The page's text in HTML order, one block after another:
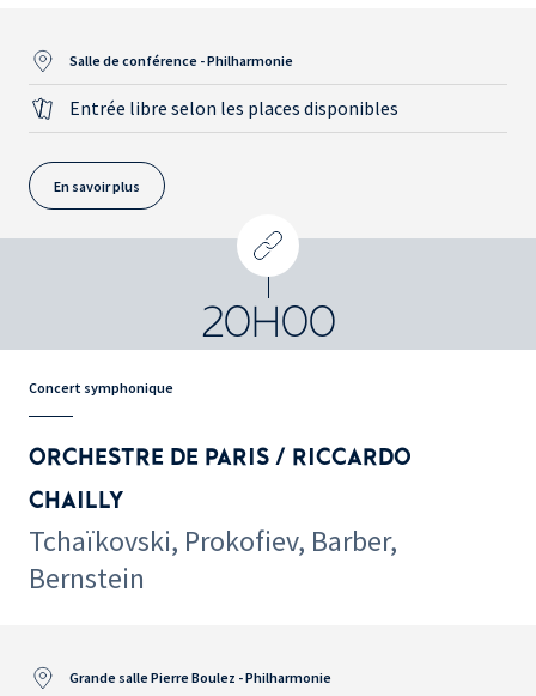
Salle de conférence - Philharmonie
Entrée libre selon les places disponibles
En savoir plus
20H00
Concert symphonique
ORCHESTRE DE PARIS / RICCARDO
CHAILLY
Tchaïkovski, Prokofiev, Barber,
Bernstein
Grande salle Pierre Boulez - Philharmonie